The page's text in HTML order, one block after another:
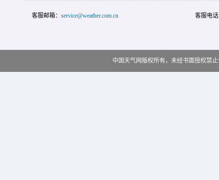
客服邮箱： service@weather.com.cn 客服电
中国天气网版权所有，未经书面授权